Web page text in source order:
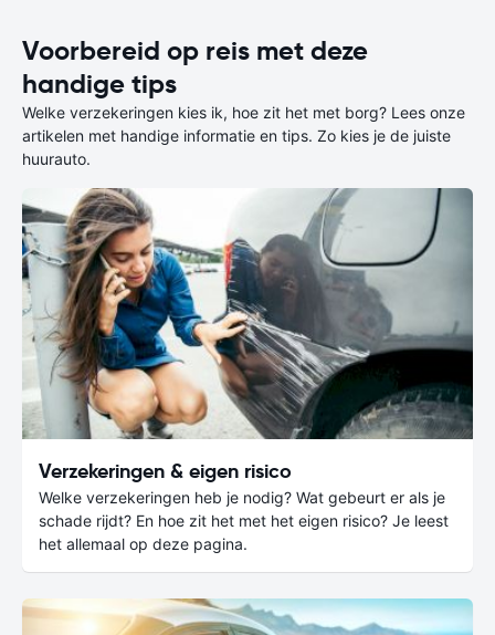
Voorbereid op reis met deze
handige tips
Welke verzekeringen kies ik, hoe zit het met borg? Lees onze
artikelen met handige informatie en tips. Zo kies je de juiste
huurauto.
Verzekeringen & eigen risico
Welke verzekeringen heb je nodig? Wat gebeurt er als je
schade rijdt? En hoe zit het met het eigen risico? Je leest
het allemaal op deze pagina.